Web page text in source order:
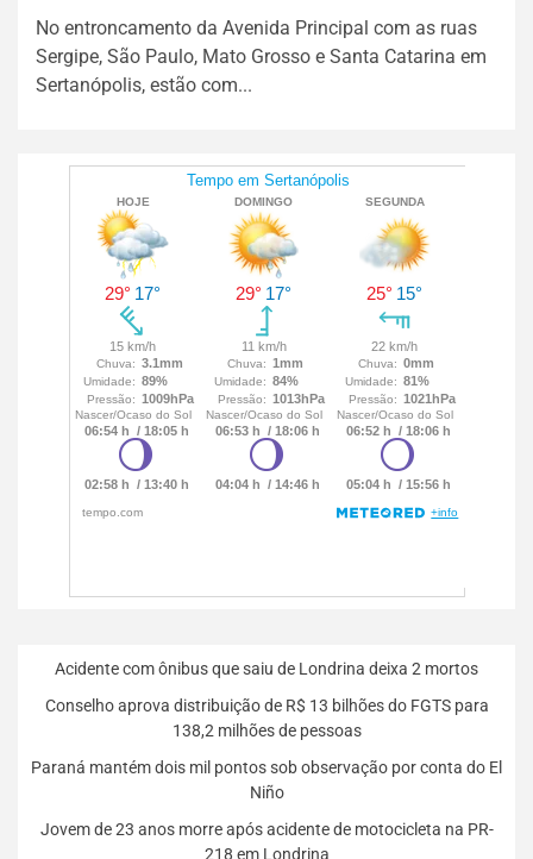
No entroncamento da Avenida Principal com as ruas
Sergipe, São Paulo, Mato Grosso e Santa Catarina em
Sertanópolis, estão com...
Acidente com ônibus que saiu de Londrina deixa 2 mortos
Conselho aprova distribuição de R$ 13 bilhões do FGTS para
138,2 milhões de pessoas
Paraná mantém dois mil pontos sob observação por conta do El
Niño
Jovem de 23 anos morre após acidente de motocicleta na PR-
218 em Londrina